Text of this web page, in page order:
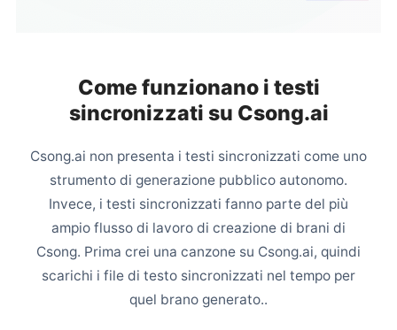
Come funzionano i testi
sincronizzati su Csong.ai
Csong.ai non presenta i testi sincronizzati come uno
strumento di generazione pubblico autonomo.
Invece, i testi sincronizzati fanno parte del più
ampio flusso di lavoro di creazione di brani di
Csong. Prima crei una canzone su Csong.ai, quindi
scarichi i file di testo sincronizzati nel tempo per
quel brano generato..